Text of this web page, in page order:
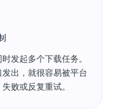
发起多个下载任务。
出，就很容易被平台
败或反复重试。